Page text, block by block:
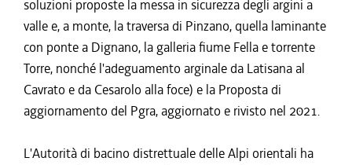
soluzioni proposte la messa in sicurezza degli argini a
valle e, a monte, la traversa di Pinzano, quella laminante
con ponte a Dignano, la galleria fiume Fella e torrente
Torre, nonché l'adeguamento arginale da Latisana al
Cavrato e da Cesarolo alla foce) e la Proposta di
aggiornamento del Pgra, aggiornato e rivisto nel 2021.
L'Autorità di bacino distrettuale delle Alpi orientali ha